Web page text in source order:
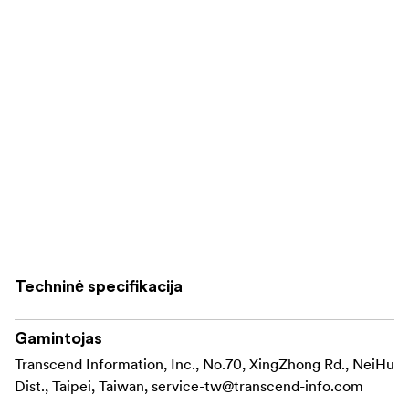
Techninė specifikacija
Gamintojas
Transcend Information, Inc., No.70, XingZhong Rd., NeiHu
Dist., Taipei, Taiwan, service-tw@transcend-info.com